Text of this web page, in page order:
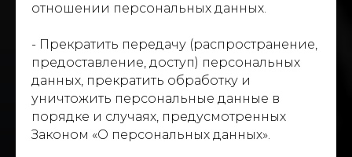
отношении персональных данных.
- Прекратить передачу (распространение,
предоставление, доступ) персональных
данных, прекратить обработку и
уничтожить персональные данные в
порядке и случаях, предусмотренных
Законом «О персональных данных».